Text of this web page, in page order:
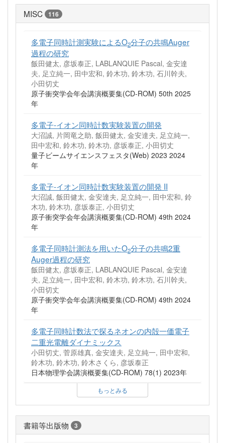
MISC 116
多電子同時計測実験によるO2分子の共鳴Auger
過程の研究
飯田健太, 彦坂泰正, LABLANQUIE Pascal, 金安達
夫, 足立純一, 田中宏和, 鈴木功, 鈴木功, 石川幹夫,
小田切丈
原子衝突学会年会講演概要集(CD-ROM) 50th 2025
年
多電子-イオン同時計数実験装置の開発
大沼誠, 片岡竜之助, 飯田健太, 金安達夫, 足立純一,
田中宏和, 鈴木功, 鈴木功, 彦坂泰正, 小田切丈
量子ビームサイエンスフェスタ(Web) 2023 2024
年
多電子-イオン同時計数実験装置の開発 II
大沼誠, 飯田健太, 金安達夫, 足立純一, 田中宏和, 鈴
木功, 鈴木功, 彦坂泰正, 小田切丈
原子衝突学会年会講演概要集(CD-ROM) 49th 2024
年
多電子同時計測法を用いたO2分子の共鳴2重
Auger過程の研究
飯田健太, 彦坂泰正, LABLANQUIE Pascal, 金安達
夫, 足立純一, 田中宏和, 鈴木功, 鈴木功, 石川幹夫,
小田切丈
原子衝突学会年会講演概要集(CD-ROM) 49th 2024
年
多電子同時計数法で探るネオンの内殻一価電子
二重光電離ダイナミックス
小田切丈, 菅原雄真, 金安達夫, 足立純一, 田中宏和,
鈴木功, 鈴木功, 鈴木さくら, 彦坂泰正
日本物理学会講演概要集(CD-ROM) 78(1) 2023年
もっとみる
書籍等出版物 3